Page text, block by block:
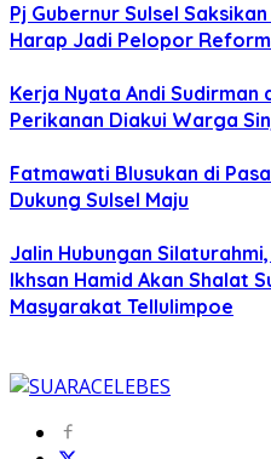
Pj Gubernur Sulsel
Harap Jadi Pelopor
Kerja Nyata Andi
Perikanan Diakui Warga
Fatmawati Blusukan di
Dukung Sulsel Maju
Jalin Hubungan
Ikhsan Hamid Akan Shalat
Masyarakat Tellulimpoe